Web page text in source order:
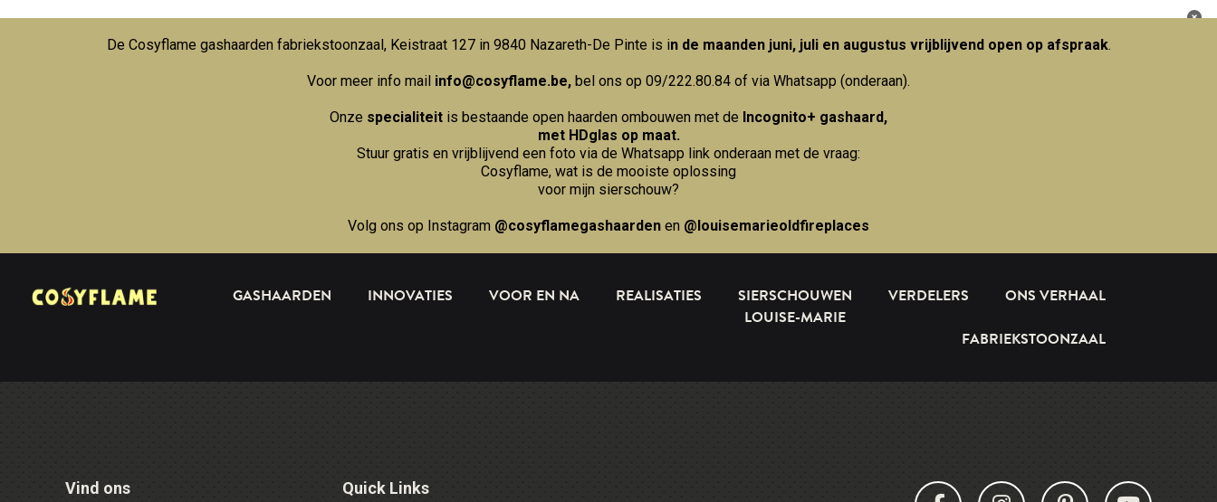
De Cosyflame gashaarden fabriekstoonzaal, Keistraat 127 in 9840 Nazareth-De Pinte is in de maanden juni, juli en augustus vrijblijvend open op afspraak.
Voor meer info mail info@cosyflame.be, bel ons op 09/222.80.84 of via Whatsapp (onderaan).
Onze specialiteit is bestaande open haarden ombouwen met de Incognito+ gashaard,
met HDglas op maat.
Stuur gratis en vrijblijvend een foto via de Whatsapp link onderaan met de vraag:
Cosyflame, wat is de mooiste oplossing
voor mijn sierschouw?
Volg ons op Instagram @cosyflamegashaarden en @louisemarieoldfireplaces
GASHAARDEN INNOVATIES VOOR EN NA REALISATIES
SIERSCHOUWEN
LOUISE-MARIE
VERDELERS
ONS VERHAAL
FABRIEKSTOONZAAL
Vind ons Quick Links